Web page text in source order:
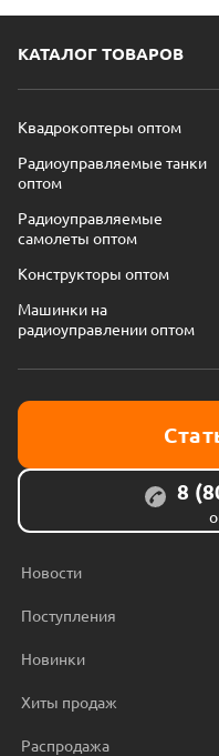
КАТАЛОГ ТОВАРОВ
Квадрокоптеры оптом
Радиоуправляемые танки
оптом
Радиоуправляемые
самолеты оптом
Конструкторы оптом
Машинки на
радиоуправлении оптом
8
Новости
Поступления
Новинки
Хиты продаж
Распродажа